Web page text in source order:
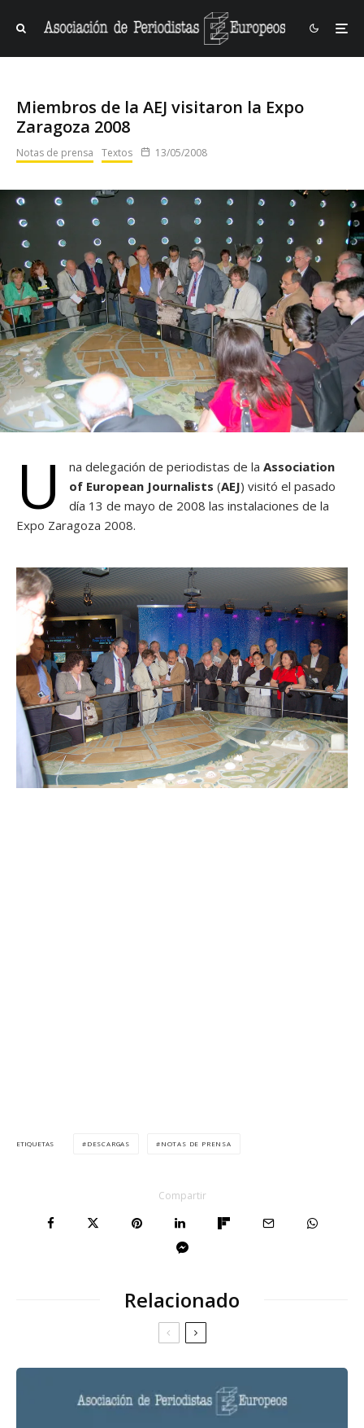
Miembros de la AEJ visitaron la Expo
Zaragoza 2008
Notas de prensa Textos 13/05/2008
U na delegación de periodistas de la Association
of European Journalists (AEJ) visitó el pasado
día 13 de mayo de 2008 las instalaciones de la
Expo Zaragoza 2008.
ETIQUETAS DESCARGAS NOTAS DE PRENSA
Compartir
Relacionado